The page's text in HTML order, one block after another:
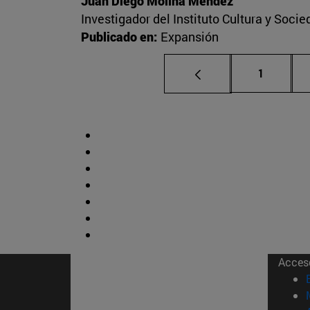
Investigador del Instituto Cultura y
Publicado en: Expansión
Página
1